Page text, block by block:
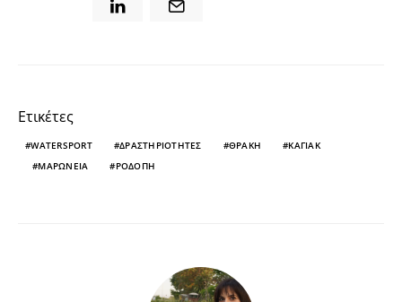
Ετικέτες
WATERSPORT ΔΡΑΣΤΗΡΙΟΤΗΤΕΣ ΘΡΑΚΗ
ΚΑΓΙΑΚ
ΜΑΡΩΝΕΙΑ
ΡΟΔΟΠΗ